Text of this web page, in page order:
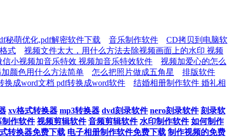
秘萌优化,pdf解密软件下载 音乐制作软件
CD拷贝到电脑软
式
视频文件太大，用什么方法去除视频画面上的水印 视频
信小视频加音乐特效 视频加音乐特效软件
视频加爱心的怎么
颜色用什么方法简单 怎么把照片做成五角星
排版软件
换成word文档 pdf转换成word软件
结婚相册制作软件 婚礼相
xv格式转换器 mp3转换器 dvd刻录软件 nero刻录软件 刻录软
制作软件 视频剪辑软件 音频剪辑软件 水印制作软件 如何制作
转换器免费下载 电子相册制作软件免费下载 制作视频的免费